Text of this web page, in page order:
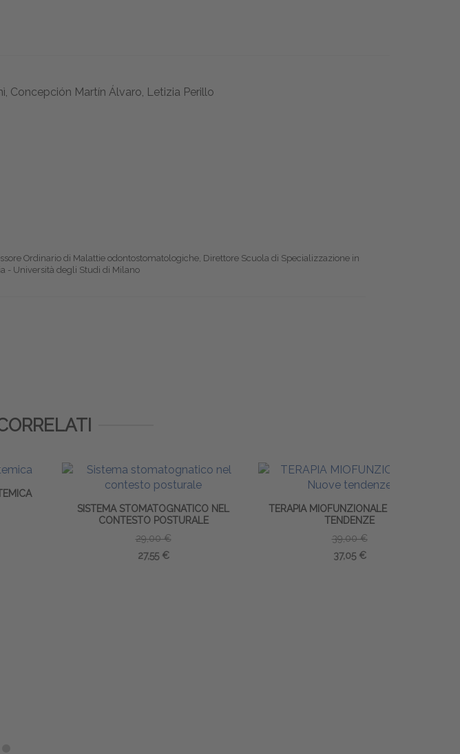
Concepción Martín Álvaro, Letizia Perillo
Ordinario di Malattie odontostomatologiche, Direttore Scuola di Specializzazione in
- Università degli Studi di Milano
SISTEMA STOMATOGNATICO NEL
CONTESTO POSTURALE
TERAPIA MIOFUNZIONALE - NUOVE